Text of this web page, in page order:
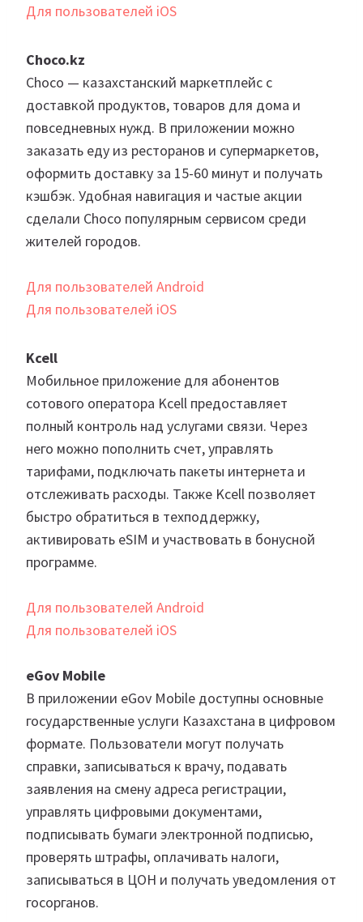
Для пользователей iOS
Choco.kz
Choco — казахстанский маркетплейс с
доставкой продуктов, товаров для дома и
повседневных нужд. В приложении можно
заказать еду из ресторанов и супермаркетов,
оформить доставку за 15-60 минут и получать
кэшбэк. Удобная навигация и частые акции
сделали Choco популярным сервисом среди
жителей городов.
Для пользователей Android
Для пользователей iOS
Kcell
Мобильное приложение для абонентов
сотового оператора Kcell предоставляет
полный контроль над услугами связи. Через
него можно пополнить счет, управлять
тарифами, подключать пакеты интернета и
отслеживать расходы. Также Kcell позволяет
быстро обратиться в техподдержку,
активировать eSIM и участвовать в бонусной
программе.
Для пользователей Android
Для пользователей iOS
eGov Mobile
В приложении eGov Mobile доступны основные
государственные услуги Казахстана в цифровом
формате. Пользователи могут получать
справки, записываться к врачу, подавать
заявления на смену адреса регистрации,
управлять цифровыми документами,
подписывать бумаги электронной подписью,
проверять штрафы, оплачивать налоги,
записываться в ЦОН и получать уведомления от
госорганов.